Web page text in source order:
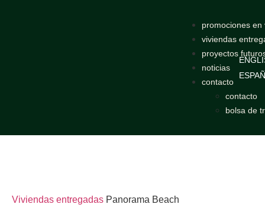
promociones en
viviendas
proyectos
noticias
contacto
contacto
bolsa de
Viviendas entregadas Panorama Beach